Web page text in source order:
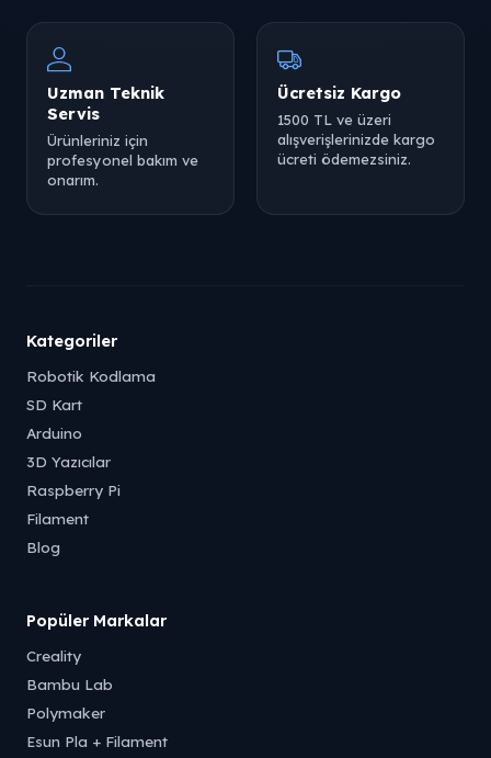
Uzman Teknik
Servis
Ürünleriniz için
profesyonel bakım ve
onarım.
Ücretsiz Kargo
1500 TL ve üzeri
alışverişlerinizde kargo
ücreti ödemezsiniz.
Kategoriler
Robotik Kodlama
SD Kart
Arduino
3D Yazıcılar
Raspberry Pi
Filament
Blog
Popüler Markalar
Creality
Bambu Lab
Polymaker
Esun Pla + Filament